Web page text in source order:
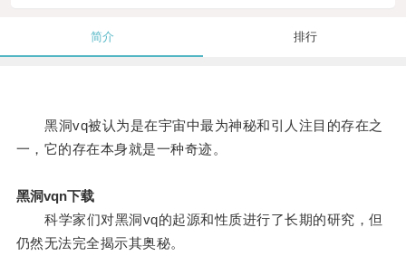
简介 排行
黑洞vq被认为是在宇宙中最为神秘和引人注目的存在之
一，它的存在本身就是一种奇迹。
黑洞vqn下载
科学家们对黑洞vq的起源和性质进行了长期的研究，但
仍然无法完全揭示其奥秘。